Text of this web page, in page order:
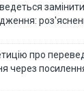
про
через посилення